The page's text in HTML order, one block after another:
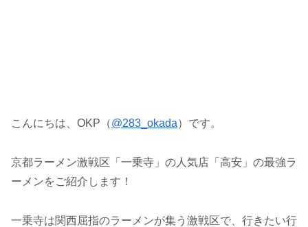
こんにちは、OKP（@283_okada）です。
京都ラーメン激戦区「一乗寺」の人気店「高安」の最強ラ
ーメンをご紹介します！
一乗寺は関西屈指のラーメンが集う激戦区で、行きたい行